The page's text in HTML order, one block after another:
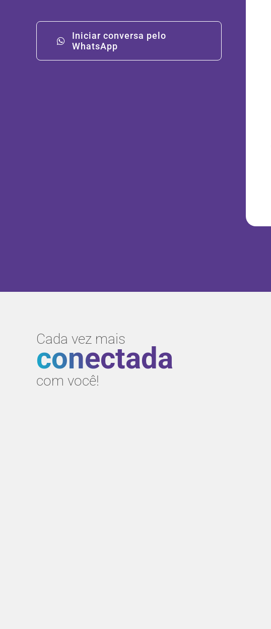
Iniciar conversa pelo
WhatsApp
Cada vez mais
conectada
com você!